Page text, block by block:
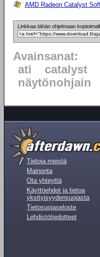
AMD Radeon Catalyst
Linkkaa tähän ohjelmaan
Avainsanat:
ati
catalyst
näytönohjain
Tietoja meistä
Mainonta
Ota yhteyttä
Käyttöehdot ja tietoa
yksityisyydensuojasta
Tietosuojaseloste
Lehdistötiedotteet